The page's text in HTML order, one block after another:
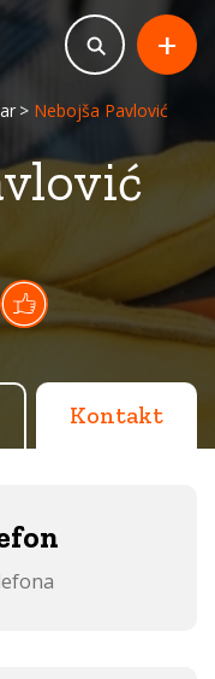
Nebojša Pavlović
+
Kontakt